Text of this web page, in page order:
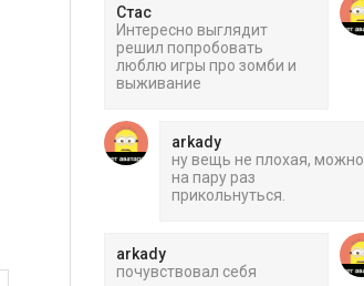
Стас
Интересно выглядит
решил попробовать
люблю игры про зомби и
выживание
arkady
ну вещь не плохая, можно
на пару раз
прикольнуться.
arkady
почувствовал себя